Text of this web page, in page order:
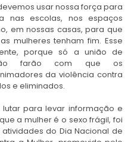
usar nossa força para
nas escolas, nos espaços
em nossas casas, para que
mulheres tenham fim. Esse
porque só a união de
farão com que os
da violência contra
e eliminados.
para levar informação e
a mulher é o sexo frágil, foi
do Dia Nacional de